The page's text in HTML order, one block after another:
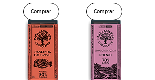
Comprar Comprar